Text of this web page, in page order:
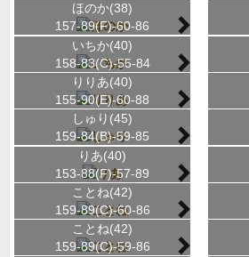
ほのか(38)
157-89(F)-60-86
いちか(40)
158-83(C)-55-84
りりあ(40)
155-90(E)-60-88
しゅり(45)
159-84(B)-59-85
りあ(40)
153-88(F)-57-89
ことね(42)
159-89(C)-60-86
ことね(42)
159-89(C)-59-86